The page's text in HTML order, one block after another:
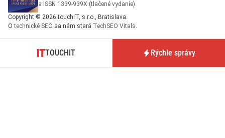
a ISSN 1339-939X (tlačené vydanie)
Copyright © 2026 touchIT, s.r.o., Bratislava.
Otechnické SEO sa nám stará TechSEO Vitals.
TOUCHIT Rýchle správy